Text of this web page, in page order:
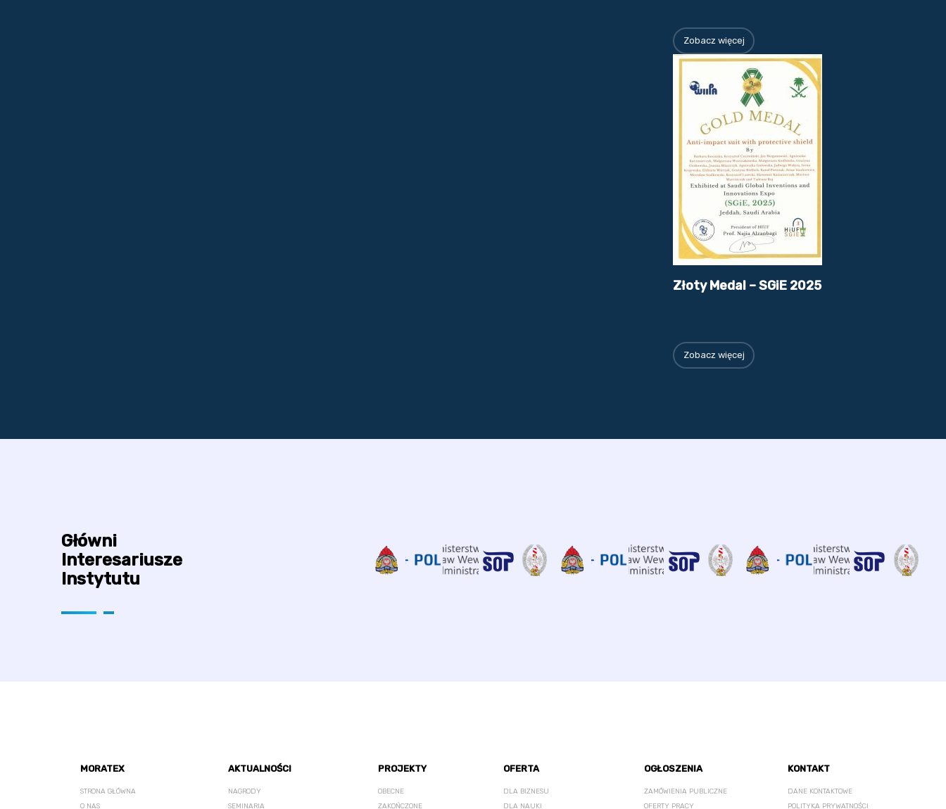
Zobacz więcej
Złoty Medal – SGiE 2025
Zobacz więcej
Główni
Interesariusze
Instytutu
MORATEX
STRONA GŁÓWNA
O NAS
AKTUALNOŚCI
NAGRODY
SEMINARIA
PROJEKTY
OBECNE
ZAKOŃCZONE
OFERTA
DLA BIZNESU
DLA NAUKI
OGŁOSZENIA
ZAMÓWIENIA PUBLICZNE
OFERTY PRACY
KONTAKT
DANE KONTAKTOWE
POLITYKA PRYWATNOŚCI